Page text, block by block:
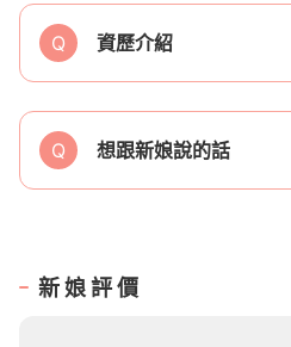
Q 資歷介紹
Q 想跟新娘說的話
新娘評價